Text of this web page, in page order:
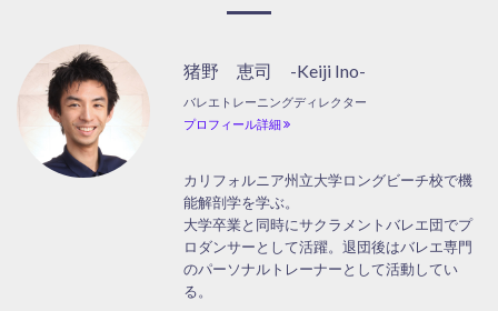
猪野 恵司 -Keiji Ino-
バレエトレーニングディレクター
プロフィール詳細
カリフォルニア州立大学ロングビーチ校で機
能解剖学を学ぶ。
大学卒業と同時にサクラメントバレエ団でプ
ロダンサーとして活躍。退団後はバレエ専門
のパーソナルトレーナーとして活動してい
る。